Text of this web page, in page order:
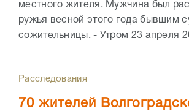
местного жителя. Мужчина был
ружья весной этого года бывшим
сожительницы. - Утром 23 апреля
Расследования
70 жителей